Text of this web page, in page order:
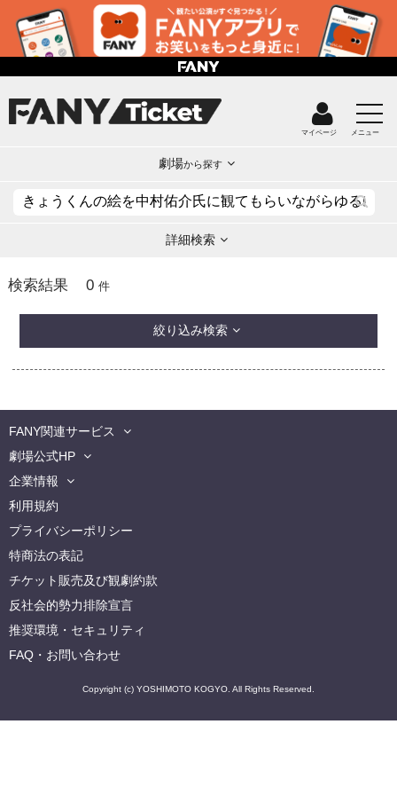
マイページ メニュー
劇場から探す
詳細検索
検索結果 0 件
絞り込み検索
FANY関連サービス
劇場公式HP
企業情報
利用規約
プライバシーポリシー
特商法の表記
チケット販売及び観劇約款
反社会的勢力排除宣言
推奨環境・セキュリティ
FAQ・お問い合わせ
Copyright (c) YOSHIMOTO KOGYO. All Rights Reserved.